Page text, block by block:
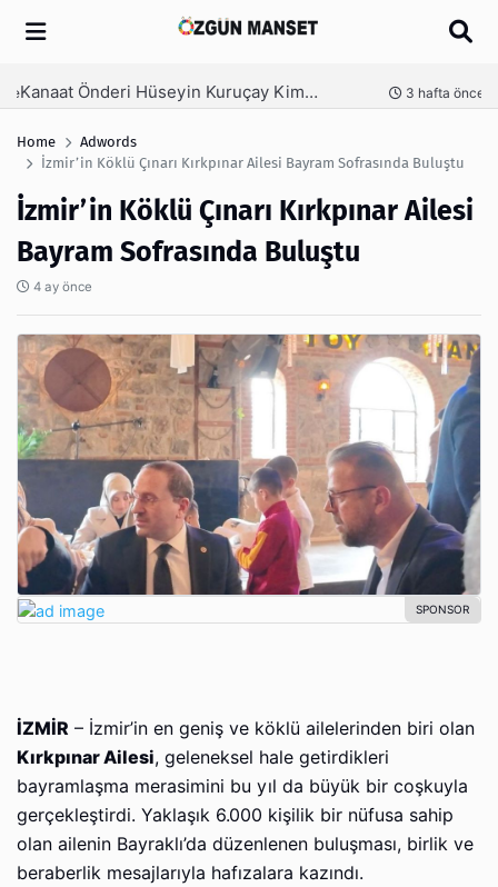
Arama
Kanaat Önderi Hüseyin Kuruçay Kimdir? 3 hafta önce
Home
Adwords
İzmir’in Köklü Çınarı Kırkpınar Ailesi Bayram Sofrasında Buluştu
İzmir’in Köklü Çınarı Kırkpınar Ailesi
Bayram Sofrasında Buluştu
4 ay önce
İZMİR – İzmir’in en geniş ve köklü ailelerinden biri olan
Kırkpınar Ailesi, geleneksel hale getirdikleri
bayramlaşma merasimini bu yıl da büyük bir coşkuyla
gerçekleştirdi. Yaklaşık 6.000 kişilik bir nüfusa sahip
olan ailenin Bayraklı’da düzenlenen buluşması, birlik ve
beraberlik mesajlarıyla hafızalara kazındı.